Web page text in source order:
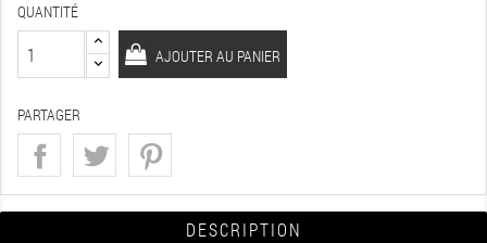
QUANTITÉ
AJOUTER AU PANIER
PARTAGER
DESCRIPTION